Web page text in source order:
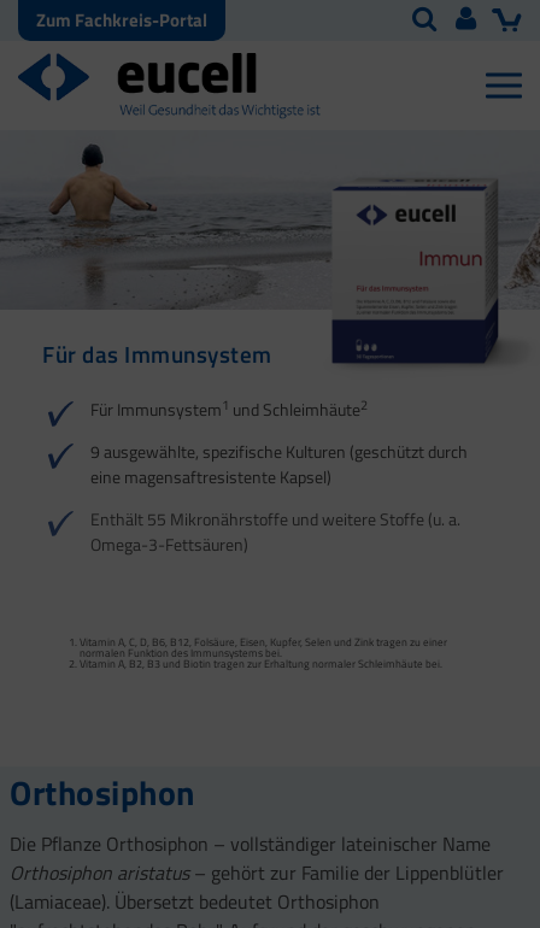
Zum Fachkreis-Portal
Für das Immunsystem
Für Immunsystem1 und Schleimhäute2
9 ausgewählte, spezifische Kulturen (geschützt durch
eine magensaftresistente Kapsel)
Enthält 55 Mikronährstoffe und weitere Stoffe (u. a.
Omega-3-Fettsäuren)
Vitamin A, C, D, B6, B12, Folsäure, Eisen, Kupfer, Selen und Zink tragen zu einer
normalen Funktion des Immunsystems bei.
Vitamin A, B2, B3 und Biotin tragen zur Erhaltung normaler Schleimhäute bei.
Für Haut, Haare und
4
Vitamin A, Beta-Carotin, Vitamine B2, B3, Biotin und Zink tragen zur Erhaltung
Für Ihre natürliche
normalen Stoffwechsel von Makronährstoffen bei.
Vitamin B2 und Biotin tragen zur Erhaltung normaler Schleimhäute (einschließlich
Darmschleimhaut) bei.
Vitamin D und Zink tragen zur normalen Funktion des Immunsystems bei.
Orthosiphon
Die Pflanze Orthosiphon – vollständiger lateinischer Name
Orthosiphon aristatus– gehört zur Familie der Lippenblütler
(Lamiaceae). Übersetzt bedeutet Orthosiphon